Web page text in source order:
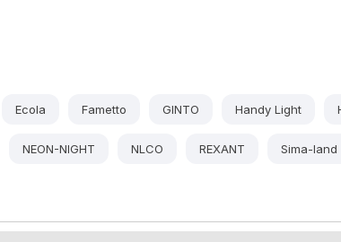
Ecola Fametto GINTO Handy Light
NEON-NIGHT NLCO REXANT Sima-land